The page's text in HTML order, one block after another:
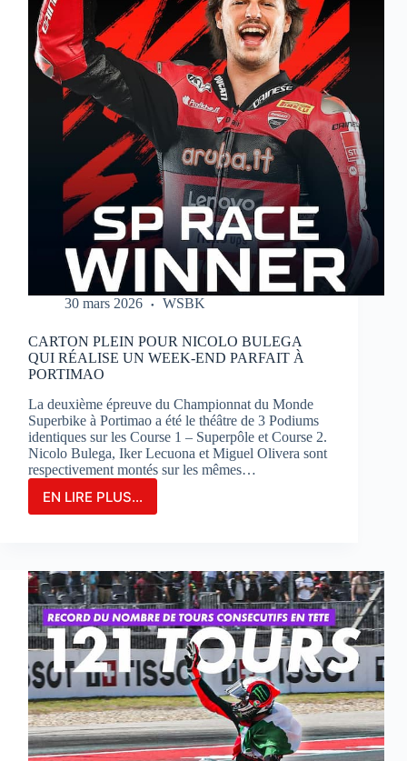
POSITION
POUR
LA
3ÈME
FOIS
CONSÉCUTIVE
AUX
HEURES
MOTOS
SUR
LE
CIRCUIT
BUGATTI
LE
MANS
30 mars 2026 WSBK
CARTON PLEIN POUR NICOLO BULEGA
QUI RÉALISE UN WEEK-END PARFAIT À
PORTIMAO
La deuxième épreuve du Championnat du Monde
Superbike à Portimao a été le théâtre de 3 Podiums
identiques sur les Course 1 – Superpôle et Course 2.
Nicolo Bulega, Iker Lecuona et Miguel Olivera sont
respectivement montés sur les mêmes…
EN LIRE PLUS...
CARTON
BULEGA
QUI
RÉALISE
UN
WEEK-
END
PARFAIT
À
PORTIMAO